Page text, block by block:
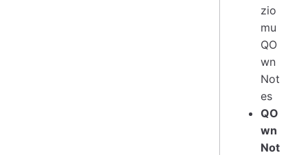
zio
mu
QO
wn
Not
es
QO
wn
Not